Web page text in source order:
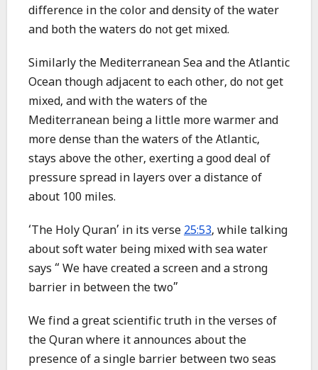
difference in the color and density of the water
and both the waters do not get mixed.
Similarly the Mediterranean Sea and the Atlantic
Ocean though adjacent to each other, do not get
mixed, and with the waters of the
Mediterranean being a little more warmer and
more dense than the waters of the Atlantic,
stays above the other, exerting a good deal of
pressure spread in layers over a distance of
about 100 miles.
‘The Holy Quran’ in its verse 25:53, while talking
about soft water being mixed with sea water
says “ We have created a screen and a strong
barrier in between the two”
We find a great scientific truth in the verses of
the Quran where it announces about the
presence of a single barrier between two seas